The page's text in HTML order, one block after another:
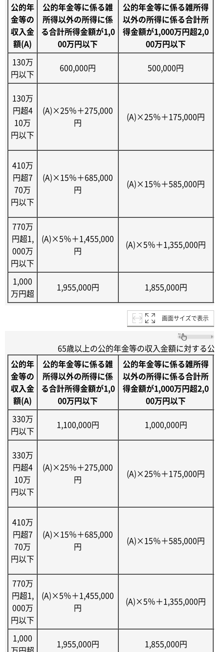
公的年
金等の
収入金
額(A)
公的年金等に係る雑
所得以外の所得に係
る合計所得金額が1,0
00万円以下
公的年金等に係る雑所得
以外の所得に係る合計所
得金額が1,000万円超2,0
00万円以下
130万
円以下
600,000円 500,000円
130万
円超4
10万
円以下
(A)×25％＋275,000
円
(A)×25％＋175,000円
410万
円超7
70万
円以下
(A)×15％＋685,000
円
(A)×15％＋585,000円
770万
円超1,
000万
円以下
(A)×5％＋1,455,000
円
(A)×5％＋1,355,000円
1,000
万円超
1,955,000円 1,855,000円
画面サイズで表示
65歳以上の公的年金等の収入金額に対する公
公的年
金等の
収入金
額(A)
公的年金等に係る雑
所得以外の所得に係
る合計所得金額が1,0
00万円以下
公的年金等に係る雑所得
以外の所得に係る合計所
得金額が1,000万円超2,0
00万円以下
330万
円以下
1,100,000円 1,000,000円
330万
円超4
10万
円以下
(A)×25％＋275,000
円
(A)×25％＋175,000円
410万
円超7
70万
円以下
(A)×15％＋685,000
円
(A)×15％＋585,000円
770万
円超1,
000万
円以下
(A)×5％＋1,455,000
円
(A)×5％＋1,355,000円
1,000
1,955,000円 1,855,000円